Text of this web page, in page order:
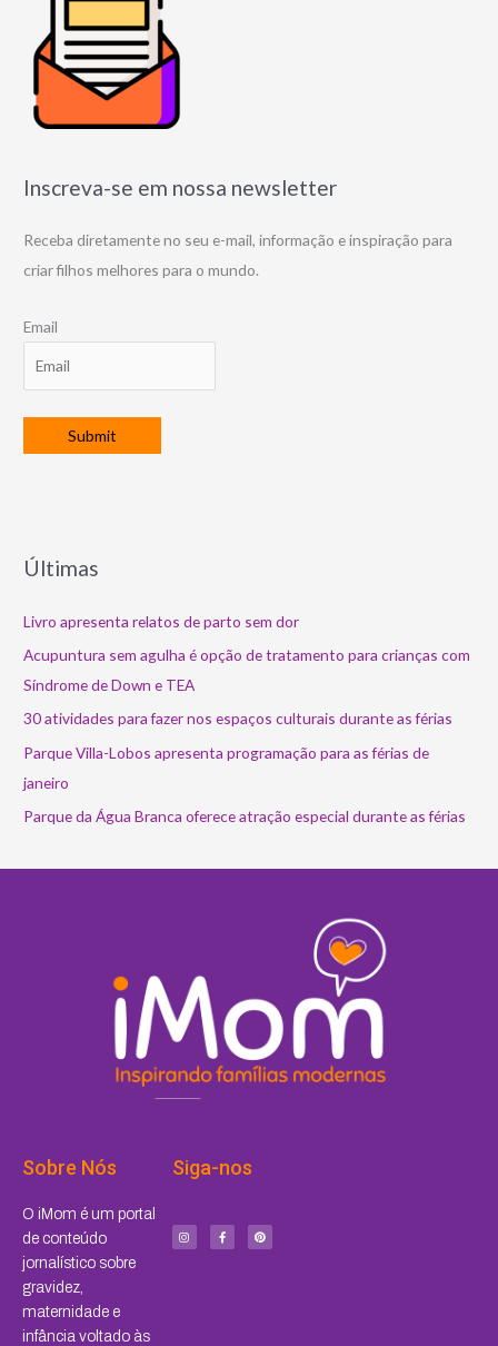
Inscreva-se em nossa newsletter
Receba diretamente no seu e-mail, informação e inspiração para
criar filhos melhores para o mundo.
Email
Últimas
Livro apresenta relatos de parto sem dor
Acupuntura sem agulha é opção de tratamento para crianças com
Síndrome de Down e TEA
30 atividades para fazer nos espaços culturais durante as férias
Parque Villa-Lobos apresenta programação para as férias de
janeiro
Parque da Água Branca oferece atração especial durante as férias
Sobre Nós
O iMom é um portal
de conteúdo
jornalístico sobre
gravidez,
maternidade e
infância voltado às
Siga-nos
s
t
a
c
e
b
n
t
e